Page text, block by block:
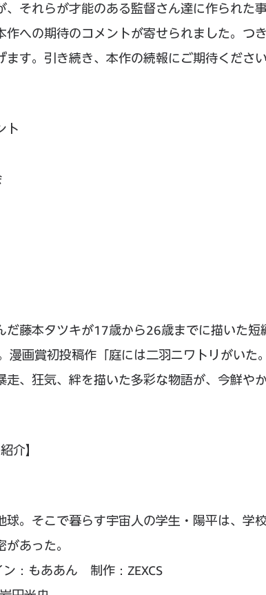
それらが才能のある監督さん達に作られた
への期待のコメントが寄せられました。つ
す。引き続き、本作の続報にご期待くださ
ト
藤本タツキが17歳から26歳までに描いた短
画賞初投稿作「庭には二羽ニワトリがいた
、狂気、絆を描いた多彩な物語が、今鮮や
介】
。そこで暮らす宇宙人の学生・陽平は、学
あった。
ン：もああん 制作：ZEXCS